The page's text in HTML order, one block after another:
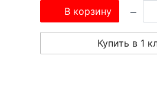
В корзину
Купить в 1